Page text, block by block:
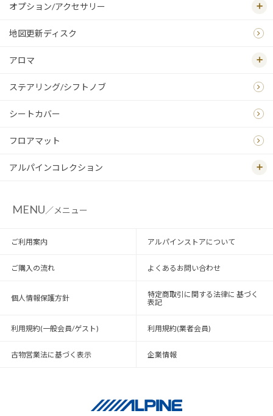
オプション/アクセサリー
地図更新ディスク
アロマ
ステアリング/シフトノブ
シートカバー
フロアマット
アルパインコレクション
MENU／メニュー
ご利用案内 アルパインストアについて
ご購入の流れ よくあるお問い合わせ
個人情報保護方針
特定商取引に関する法律に 基づく
表記
利用規約(一般会員/ゲスト) 利用規約(業者会員)
古物営業法に基づく表示 企業情報